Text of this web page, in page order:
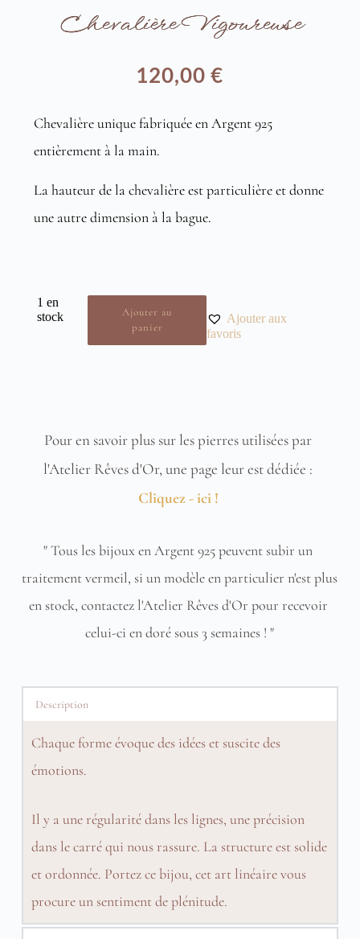
Chevalière Vigoureuse
120,00€
Chevalière unique fabriquée en Argent 925
entièrement à la main.
La hauteur de la chevalière est particulière et donne
une autre dimension à la bague.
1 en
stock
Ajouter au
panier
Ajouter aux
favoris
Pour en savoir plus sur les pierres utilisées par
Cliquez - ici !
" Tous les bijoux en Argent 925 peuvent subir un
traitement vermeil, si un modèle en particulier n'est plus
en stock, contactez l'Atelier Rêves d'Or pour recevoir
celui-ci en doré sous 3 semaines ! "
Description
Chaque forme évoque des idées et suscite des
émotions.
Il y a une régularité dans les lignes, une précision
dans le carré qui nous rassure. La structure est solide
et ordonnée. Portez ce bijou, cet art linéaire vous
procure un sentiment de plénitude.